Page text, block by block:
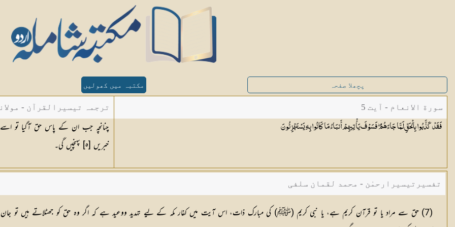
پچھلا صفحہ مکتبہ میں کھولیں
سورة الانعام - آیت 5
فَقَدْ كَذَّبُوا بِالْحَقِّ لَمَّا جَاءَهُمْ ۖ فَسَوْفَ يَأْتِيهِمْ أَنبَاءُ مَا كَانُوا بِهِيَسْتَهْزِئُونَ
ترجمہ تیسیرالقرآن -
چنانچہ جب ان کے پاس حق آگیا تو
خبریں [٥] پہنچیں گی۔
تفسیرتیسیرارحمٰن - محمد لقمان سلفی
(7) حق سے مراد یا تو قرآن کریم ہے، یا نبی کریم (ﷺ) کی مبارک ذات، اس آیت میں کفار مکہ کے لیے تہدید ووعید ہے کہ اگر وہ حق کو جھٹلاتے ہیں تو جان